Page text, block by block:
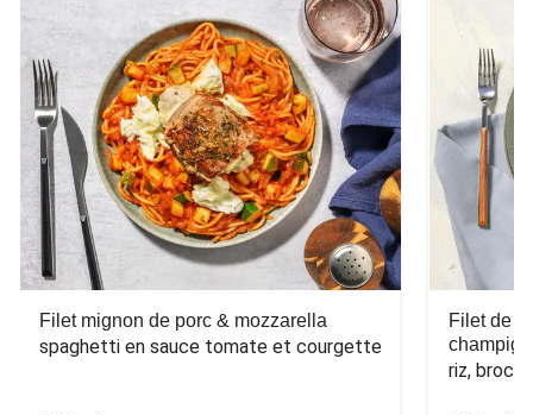
Filet mignon de porc & mozzarella
spaghetti en sauce tomate et courgette
Filet de
riz,